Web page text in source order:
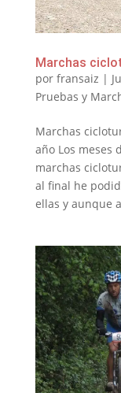
Marchas
por fransaiz |
Pruebas y
Marchas
año Los meses
marchas
al final he
ellas y aunque